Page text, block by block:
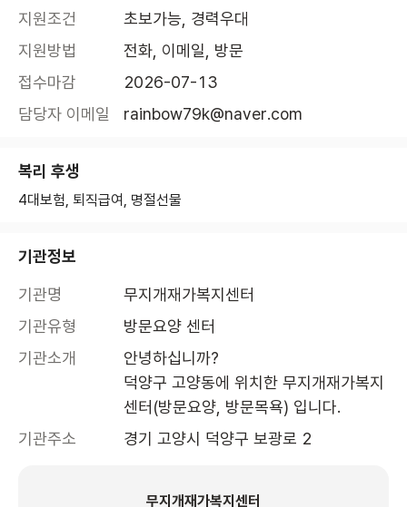
지원조건
초보가능, 경력우대
지원방법
전화, 이메일, 방문
접수마감
2026-07-13
담당자 이메일
rainbow79k@naver.com
복리 후생
4대보험, 퇴직급여, 명절선물
기관정보
기관명
무지개재가복지센터
기관유형
방문요양 센터
기관소개
안녕하십니까?
덕양구 고양동에 위치한 무지개재가복지
센터(방문요양, 방문목욕) 입니다.
기관주소
경기 고양시 덕양구 보광로 2
무지개재가복지센터